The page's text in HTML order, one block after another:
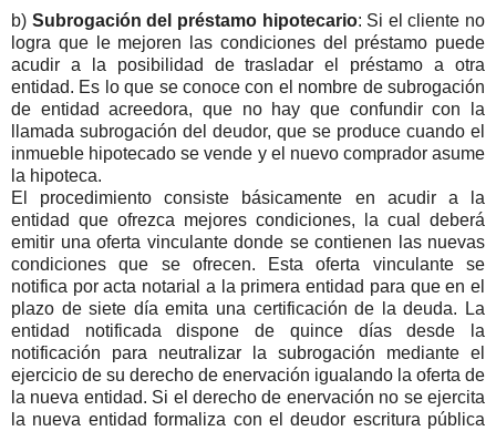
b) Subrogación del préstamo hipotecario: Si el cliente no
logra que le mejoren las condiciones del préstamo puede
acudir a la posibilidad de trasladar el préstamo a otra
entidad. Es lo que se conoce con el nombre de subrogación
de entidad acreedora, que no hay que confundir con la
llamada subrogación del deudor, que se produce cuando el
inmueble hipotecado se vende y el nuevo comprador asume
la hipoteca.
El procedimiento consiste básicamente en acudir a la
entidad que ofrezca mejores condiciones, la cual deberá
emitir una oferta vinculante donde se contienen las nuevas
condiciones que se ofrecen. Esta oferta vinculante se
notifica por acta notarial a la primera entidad para que en el
plazo de siete día emita una certificación de la deuda. La
entidad notificada dispone de quince días desde la
notificación para neutralizar la subrogación mediante el
ejercicio de su derecho de enervación igualando la oferta de
la nueva entidad. Si el derecho de enervación no se ejercita
la nueva entidad formaliza con el deudor escritura pública